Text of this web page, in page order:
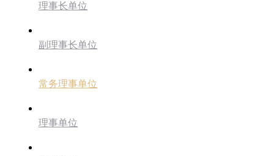
理事长单位
副理事长单位
常务理事单位
理事单位